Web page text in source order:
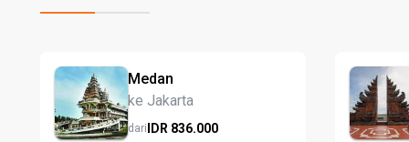
Medan
ke Jakarta
dariIDR 836.000